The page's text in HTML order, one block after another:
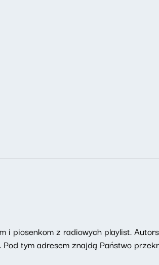
piosenkom z radiowych playlist.
tym adresem znajdą Państwo